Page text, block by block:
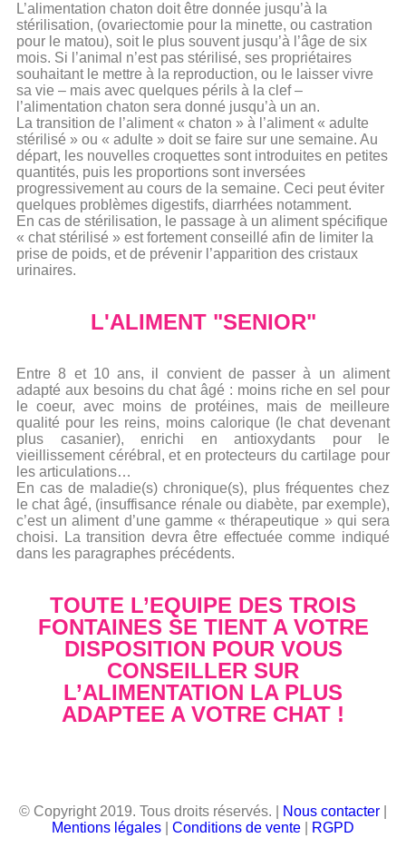
L’alimentation chaton doit être donnée jusqu’à la
stérilisation, (ovariectomie pour la minette, ou castration
pour le matou), soit le plus souvent jusqu’à l’âge de six
mois. Si l’animal n’est pas stérilisé, ses propriétaires
souhaitant le mettre à la reproduction, ou le laisser vivre
sa vie – mais avec quelques périls à la clef –
l’alimentation chaton sera donné jusqu’à un an.
La transition de l’aliment « chaton » à l’aliment « adulte
stérilisé » ou « adulte » doit se faire sur une semaine. Au
départ, les nouvelles croquettes sont introduites en petites
quantités, puis les proportions sont inversées
progressivement au cours de la semaine. Ceci peut éviter
quelques problèmes digestifs, diarrhées notamment.
En cas de stérilisation, le passage à un aliment spécifique
« chat stérilisé » est fortement conseillé afin de limiter la
prise de poids, et de prévenir l’apparition des cristaux
urinaires.
L'ALIMENT "SENIOR"
Entre 8 et 10 ans, il convient de passer à un aliment
adapté aux besoins du chat âgé : moins riche en sel pour
le coeur, avec moins de protéines, mais de meilleure
qualité pour les reins, moins calorique (le chat devenant
plus casanier), enrichi en antioxydants pour le
vieillissement cérébral, et en protecteurs du cartilage pour
les articulations…
En cas de maladie(s) chronique(s), plus fréquentes chez
le chat âgé, (insuffisance rénale ou diabète, par exemple),
c’est un aliment d’une gamme « thérapeutique » qui sera
choisi. La transition devra être effectuée comme indiqué
dans les paragraphes précédents.
TOUTE L’EQUIPE DES TROIS
FONTAINES SE TIENT A VOTRE
DISPOSITION POUR VOUS
CONSEILLER SUR
L’ALIMENTATION LA PLUS
ADAPTEE A VOTRE CHAT !
© Copyright 2019. Tous droits réservés. | Nous contacter
Mentions légales
Conditions de vente RGPD